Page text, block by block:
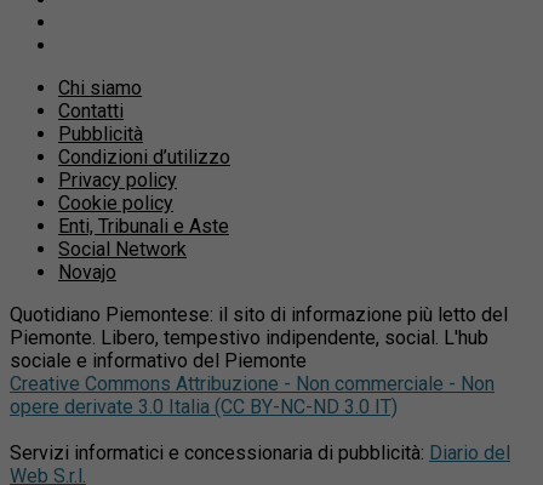
Chi siamo
Contatti
Pubblicità
Condizioni d’utilizzo
Privacy policy
Cookie policy
Enti, Tribunali e Aste
Social Network
Novajo
Quotidiano Piemontese: il sito di informazione più letto del
Piemonte. Libero, tempestivo indipendente, social. L'hub
sociale e informativo del Piemonte
Creative Commons Attribuzione - Non commerciale - Non
opere derivate 3.0 Italia (CC BY-NC-ND 3.0 IT)
Servizi informatici e concessionaria di pubblicità: Diario del
Web S.r.l.